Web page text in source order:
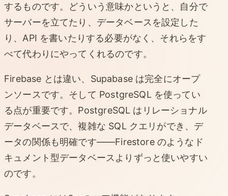
するものです。どういう意味かというと、自分で
サーバーを立てたり、データベースを設定した
り、API を書いたりする必要がなく、それらをす
べて代わりにやってくれるのです。
Firebase とは違い、Supabase は完全にオープ
ンソースです。そして PostgreSQL を使ってい
る点が重要です。PostgreSQL はリレーショナル
データベースで、複雑な SQL クエリができ、デ
ータの関係も明確です——Firestore のようなド
キュメント型データベースよりずっと使いやすい
のです。